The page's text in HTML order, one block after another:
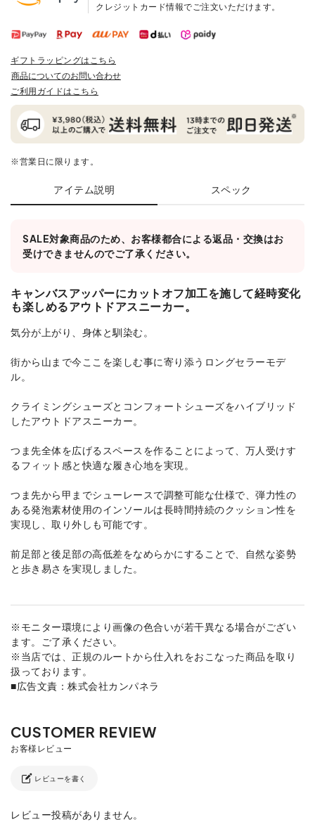
クレジットカード情報でご注文いただけます。
ギフトラッピングはこちら
商品についてのお問い合わせ
ご利用ガイドはこちら
※営業日に限ります。
アイテム説明 スペック
SALE対象商品のため、お客様都合による返品・交換はお
受けできませんのでご了承ください。
キャンバスアッパーにカットオフ加工を施して経時変化
も楽しめるアウトドアスニーカー。
気分が上がり、身体と馴染む。
街から山まで今ここを楽しむ事に寄り添うロングセラーモデ
ル。
クライミングシューズとコンフォートシューズをハイブリッド
したアウトドアスニーカー。
つま先全体を広げるスペースを作ることによって、万人受けす
るフィット感と快適な履き心地を実現。
つま先から甲までシューレースで調整可能な仕様で、弾力性の
ある発泡素材使用のインソールは長時間持続のクッション性を
実現し、取り外しも可能です。
前足部と後足部の高低差をなめらかにすることで、自然な姿勢
と歩き易さを実現しました。
※モニター環境により画像の色合いが若干異なる場合がござい
ます。ご了承ください。
※当店では、正規のルートから仕入れをおこなった商品を取り
扱っております。
■広告文責：株式会社カンパネラ
レビューを書く
レビュー投稿がありません。